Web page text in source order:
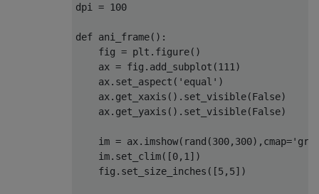
dpi = 100
def ani_frame():
    fig = plt.figure()
    ax = fig.add_subplot(
111 )
    ax.set_aspect(
'equal' )
    ax.get_xaxis().set_visible(
False)
    ax.get_yaxis().set_visible(
False)
    im = ax.imshow(rand(
300, 300),cmap=
    im.set_clim([
0, 1 ])
    fig.set_size_inches([
5, 5])